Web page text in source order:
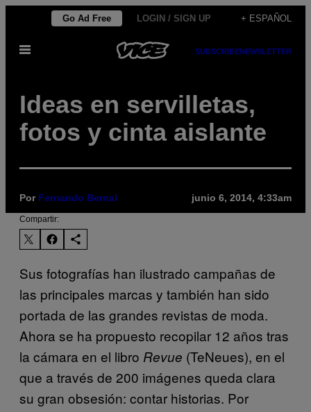
contenido
Go Ad Free LOGIN / SIGN UP + ESPAÑOL
Abrir
SUBSCRIBENEWSLETTER
Ideas en servilletas,
fotos y cinta aislante
Por Fernando Bernal junio 6, 2014, 4:33am
Compartir:
Sus fotografías han ilustrado campañas de
las principales marcas y también han sido
portada de las grandes revistas de moda.
Ahora se ha propuesto recopilar 12 años tras
la cámara en el libro Revue (TeNeues), en el
que a través de 200 imágenes queda clara
su gran obsesión: contar historias. Por